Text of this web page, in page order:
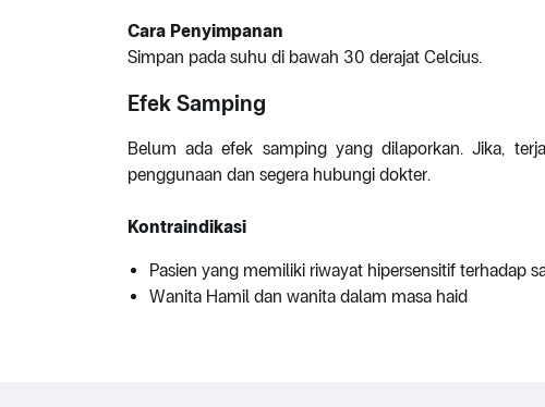
Cara Penyimpanan
Simpan pada suhu di bawah 30 derajat Celcius.
Efek Samping
Belum ada efek samping yang dilaporkan. Jika,
penggunaan dan segera hubungi dokter.
Kontraindikasi
Pasien yang memiliki riwayat hipersensitif terhadap
Wanita Hamil dan wanita dalam masa haid